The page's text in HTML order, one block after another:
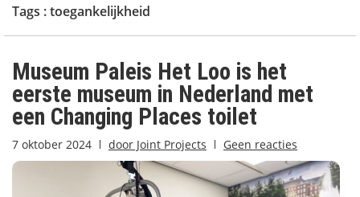
Tags :toegankelijkheid
Museum Paleis Het Loo is het
eerste museum in Nederland met
een Changing Places toilet
7 oktober 2024 door Joint Projects Geen reacties